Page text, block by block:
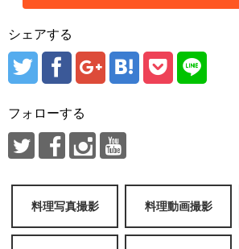
シェアする
フォローする
料理写真撮影 料理動画撮影